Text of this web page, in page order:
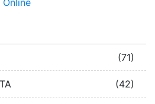
(71)
(42)